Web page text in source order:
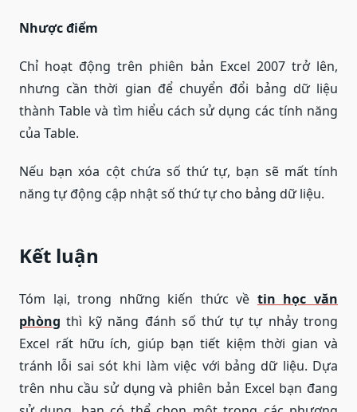
Nhược điểm
Chỉ hoạt động trên phiên bản Excel 2007 trở lên,
nhưng cần thời gian để chuyển đổi bảng dữ liệu
thành Table và tìm hiểu cách sử dụng các tính năng
của Table.
Nếu bạn xóa cột chứa số thứ tự, bạn sẽ mất tính
năng tự động cập nhật số thứ tự cho bảng dữ liệu.
Kết luận
Tóm lại, trong những kiến thức về tin học văn
phòng thì kỹ năng đánh số thứ tự tự nhảy trong
Excel rất hữu ích, giúp bạn tiết kiệm thời gian và
tránh lỗi sai sót khi làm việc với bảng dữ liệu. Dựa
trên nhu cầu sử dụng và phiên bản Excel bạn đang